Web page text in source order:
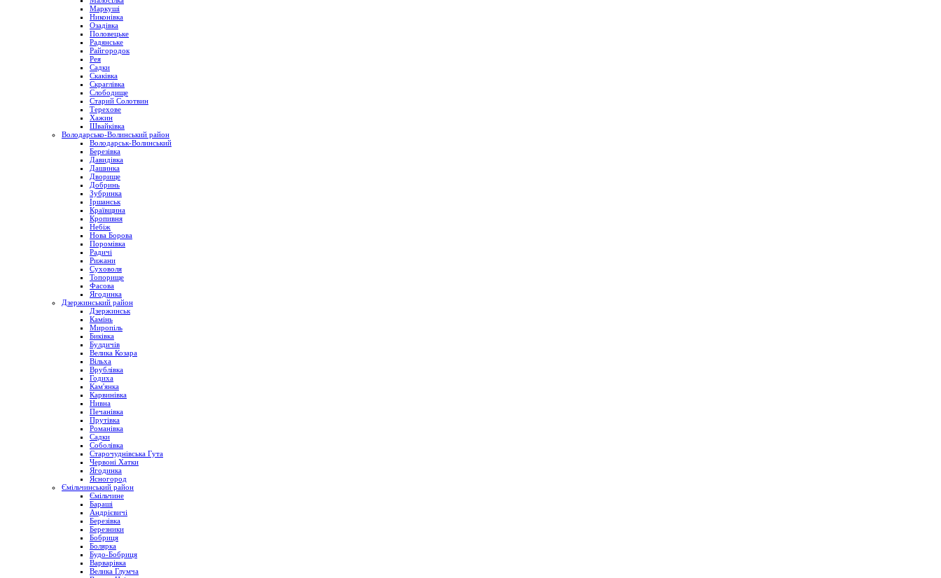
Маркуші
Никонівка
Озадівка
Половецьке
Радянське
Райгородок
Рея
Садки
Скаківка
Скраглівка
Слободище
Старий Солотвин
Терехове
Хажин
Швайківка
Володарсько-Волинський район
Володарськ-Волинський
Березівка
Давидівка
Дашинка
Дворище
Добринь
Зубринка
Іршанськ
Краївщина
Кропивня
Небіж
Нова Борова
Поромівка
Радичі
Рижани
Суховоля
Топорище
Фасова
Ягодинка
Дзержинський район
Дзержинськ
Камінь
Миропіль
Биківка
Булдичів
Велика Козара
Вільха
Врублівка
Годиха
Кам'янка
Карвинівка
Нивна
Печанівка
Прутівка
Романівка
Садки
Соболівка
Старочуднівська Гута
Червоні Хатки
Ягодинка
Ясногород
Ємільчинський район
Ємільчине
Бараші
Андрієвичі
Березівка
Березники
Бобриця
Болярка
Будо-Бобриця
Варварівка
Велика Глумча